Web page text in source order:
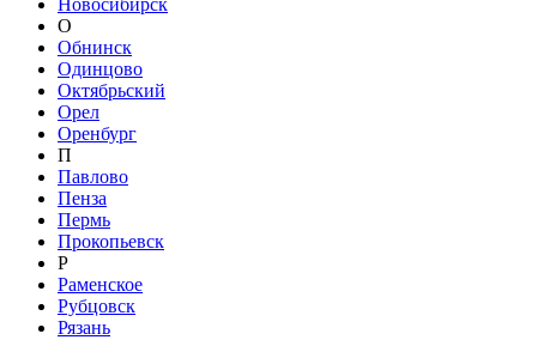
Новосибирск
О
Обнинск
Одинцово
Октябрьский
Орел
Оренбург
П
Павлово
Пенза
Пермь
Прокопьевск
Р
Раменское
Рубцовск
Рязань